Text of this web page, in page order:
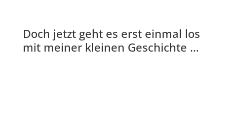
Doch jetzt geht es erst einmal los
mit meiner kleinen Geschichte …